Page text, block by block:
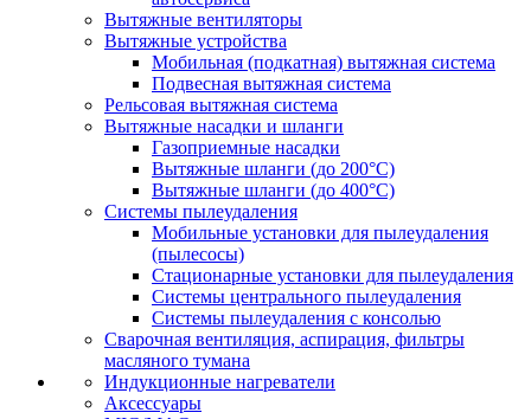
Вытяжные вентиляторы
Вытяжные устройства
Мобильная (подкатная) вытяжная система
Подвесная вытяжная система
Рельсовая вытяжная система
Вытяжные насадки и шланги
Газоприемные насадки
Вытяжные шланги (до 200°C)
Вытяжные шланги (до 400°C)
Системы пылеудаления
Мобильные установки для пылеудаления
(пылесосы)
Стационарные установки для пылеудаления
Системы центрального пылеудаления
Системы пылеудаления с консолью
Сварочная вентиляция, аспирация, фильтры
масляного тумана
Индукционные нагреватели
Аксессуары